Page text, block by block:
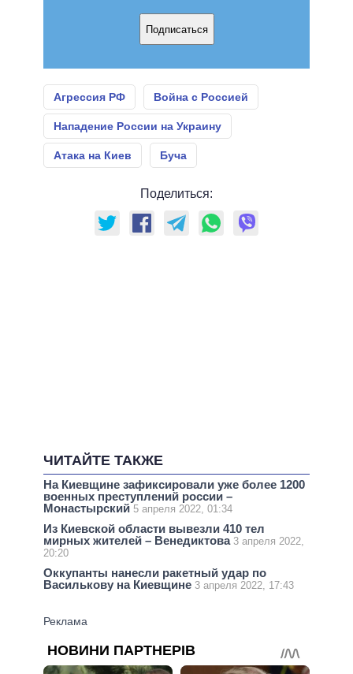
Подписаться
Агрессия РФ Война с Россией
Нападение России на Украину
Атака на Киев Буча
Поделиться:
ЧИТАЙТЕ ТАКЖЕ
На Киевщине зафиксировали уже более 1200
военных преступлений россии –
Монастырский 5 апреля 2022, 01:34
Из Киевской области вывезли 410 тел
мирных жителей – Венедиктова 3 апреля 2022,
20:20
Оккупанты нанесли ракетный удар по
Василькову на Киевщине 3 апреля 2022, 17:43